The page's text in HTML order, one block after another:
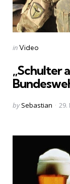
Categories
Posted
inVideo
„Schulter
Posted
by Sebastian 29.